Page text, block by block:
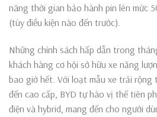
nâng thời gian bảo hành pin lên mức
(tùy điều kiện nào đến trước).
Những chính sách hấp dẫn trong
khách hàng cơ hội sở hữu xe năng
bao giờ hết. Với loạt mẫu xe trải rộng
đến cao cấp, BYD tự hào vị thế tiên
điện và hybrid, mang đến cho người